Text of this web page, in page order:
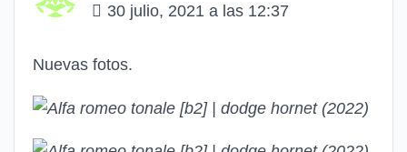
30 julio, 2021 a las 12:37
Nuevas fotos.